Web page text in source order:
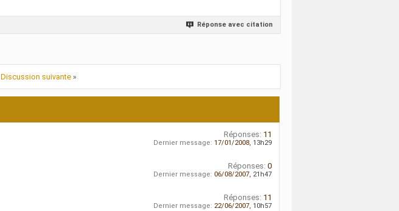
Réponse avec citation
Discussion suivante »
Réponses: 11
Dernier message: 17/01/2008, 13h29
Réponses: 0
Dernier message: 06/08/2007, 21h47
Réponses: 11
Dernier message: 22/06/2007, 10h57